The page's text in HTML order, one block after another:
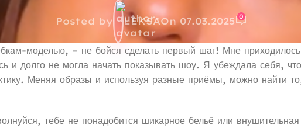
Posted by LEKSAOn 07.03.2025 0
моделью, – не бойся сделать первый шаг! Мне
долго не могла начать показывать шоу. Я убеждала себя,
Меняя образы и используя разные приёмы, можно найти
тебе не понадобится шикарное бельё или